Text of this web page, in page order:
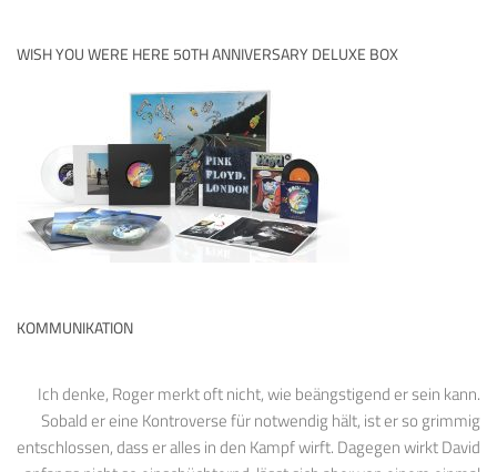
WISH YOU WERE HERE 50TH ANNIVERSARY DELUXE BOX
KOMMUNIKATION
Ich denke, Roger merkt oft nicht, wie beängstigend er sein kann.
Sobald er eine Kontroverse für notwendig hält, ist er so grimmig
entschlossen, dass er alles in den Kampf wirft. Dagegen wirkt David